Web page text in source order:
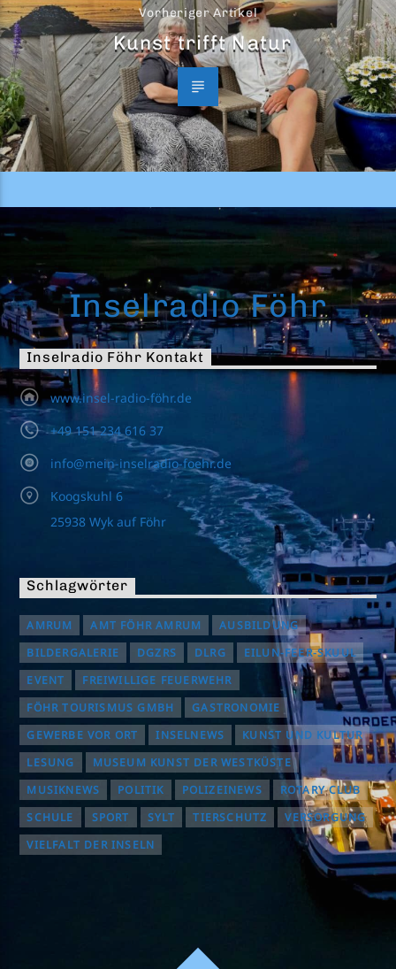
Vorheriger Artikel
Kunst trifft Natur
Inselradio Föhr
Inselradio Föhr Kontakt
www.insel-radio-föhr.de
+49 151 234 616 37
info@mein-inselradio-foehr.de
Koogskuhl 6
25938 Wyk auf Föhr
Schlagwörter
AMRUM AMT FÖHR AMRUM
AUSBILDUNG
BILDERGALERIE
DGZRS DLRG
EILUN-FEER-SKUUL
EVENT
FREIWILLIGE FEUERWEHR
FÖHR TOURISMUS GMBH
GASTRONOMIE
GEWERBE VOR ORT
INSELNEWS
KUNST UND KULTUR
LESUNG
MUSEUM KUNST DER WESTKÜSTE
MUSIKNEWS
POLITIK POLIZEINEWS
ROTARY CLUB
SCHULE
SPORT SYLT TIERSCHUTZ
VERSORGUNG
VIELFALT DER INSELN